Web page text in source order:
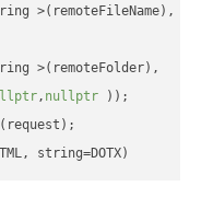
>(remoteFileName),
>(remoteFolder),
, nullptr ))
(request);
string=DOTX)